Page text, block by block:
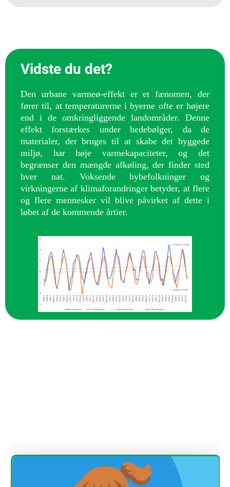
Vidste du det?
Den urbane varmeø-effekt er et fænomen, der
fører til, at temperaturerne i byerne ofte er højere
end i de omkringliggende landområder. Denne
effekt forstærkes under hedebølger, da de
materialer, der bruges til at skabe det byggede
miljø, har høje varmekapaciteter, og det
begrænser den mængde afkøling, der finder sted
hver nat. Voksende bybefolkninger og
virkningerne af klimaforandringer betyder, at flere
og flere mennesker vil blive påvirket af dette i
løbet af de kommende årtier.